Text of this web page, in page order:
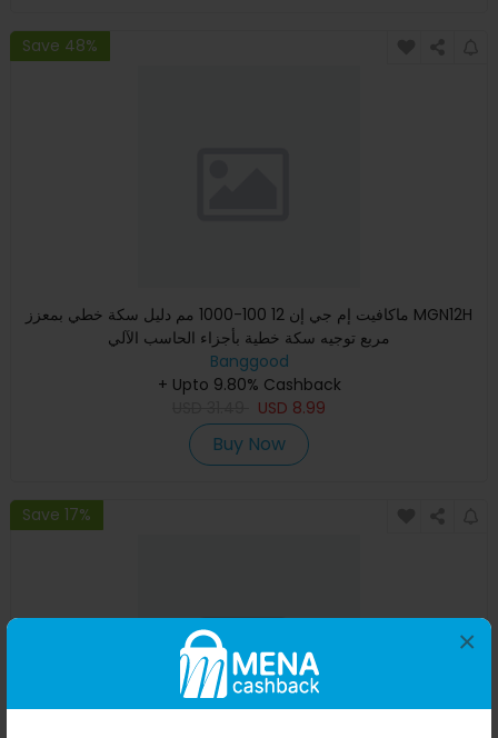
×
Save 48%
ماكافيت إم جي إن 12 100-1000 مم دليل سكة خطي بمعزز MGN12H
مربع توجيه سكة خطية بأجزاء الحاسب الآلي
Banggood
+ Upto 9.80% Cashback
USD 8.99
Buy Now
Save 17%